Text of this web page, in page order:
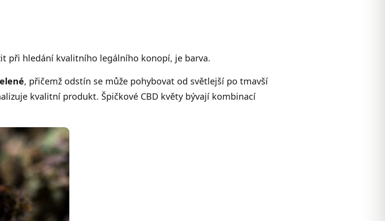
při hledání kvalitního legálního konopí, je barva.
, přičemž odstín se může pohybovat od světlejší po tmavší
kvalitní produkt. Špičkové CBD květy bývají kombinací